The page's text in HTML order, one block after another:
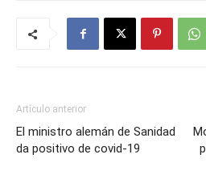
Artículo anterior
El ministro alemán de Sanidad
da positivo de covid-19